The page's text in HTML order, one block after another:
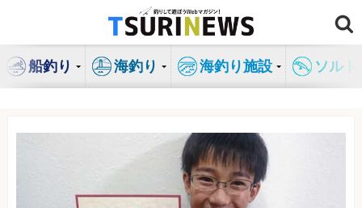
ン
船釣り 海釣り 海釣り施設 ソル